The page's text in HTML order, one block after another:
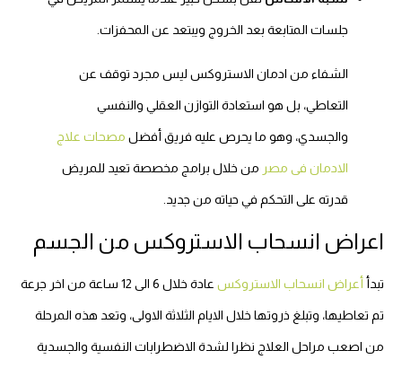
جلسات المتابعة بعد الخروج ويبتعد عن المحفزات.
الشفاء من ادمان الاستروكس ليس مجرد توقف عن
التعاطي، بل هو استعادة التوازن العقلي والنفسي
والجسدي، وهو ما يحرص عليه فريق أفضل مصحات علاج
الادمان فى مصر من خلال برامج مخصصة تعيد للمريض
قدرته على التحكم في حياته من جديد.
اعراض انسحاب الاستروكس من الجسم
تبدأأعراض انسحاب الاستروكس عادة خلال 6 الى 12 ساعة من اخر جرعة
تم تعاطيها، وتبلغ ذروتها خلال الايام الثلاثة الاولى، وتعد هذه المرحلة
من اصعب مراحل العلاج نظرا لشدة الاضطرابات النفسية والجسدية